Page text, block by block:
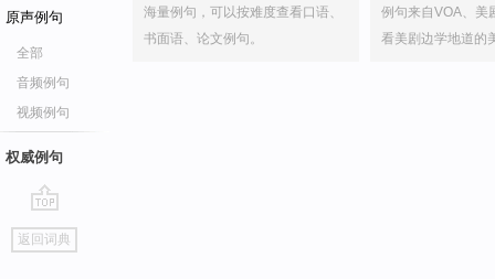
原声例句
全部
音频例句
视频例句
权威例句
go
top
返回词典
海量例句，可以按难度查看口语、
书面语、论文例句。
例句来自VOA、美
看美剧边学地道的